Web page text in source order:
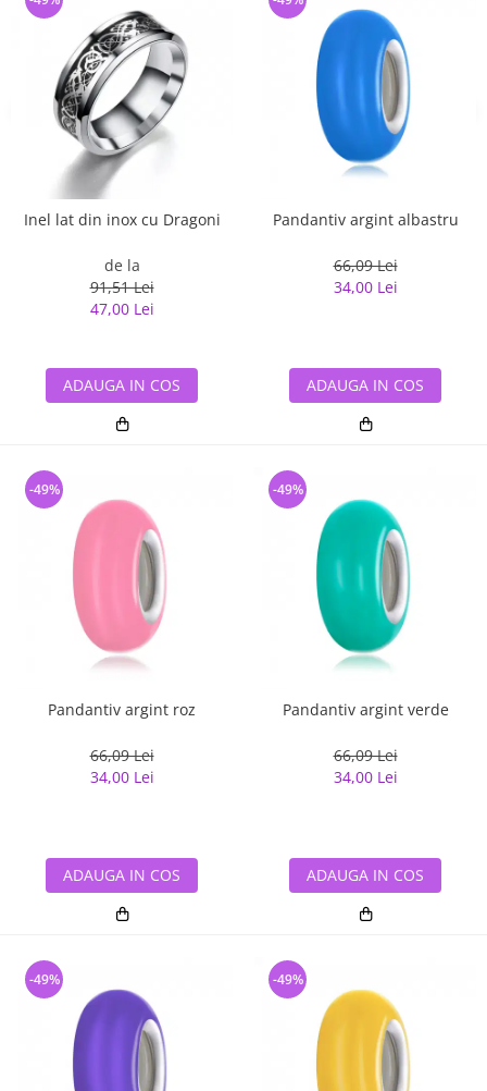
Inel lat din inox cu Dragoni
de la
91,51 Lei
47,00 Lei
ADAUGA IN COS
Pandantiv argint albastru
66,09 Lei
34,00 Lei
ADAUGA IN COS
Pandantiv argint roz
66,09 Lei
34,00 Lei
-49%
ADAUGA IN COS
Pandantiv argint verde
66,09 Lei
34,00 Lei
-49%
ADAUGA IN COS
-49% -49%